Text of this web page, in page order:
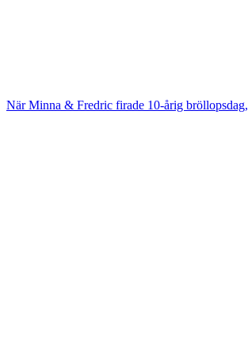
När Minna & Fredric firade 10-årig bröllopsdag,